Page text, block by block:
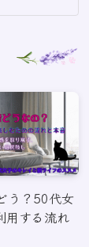
う？50代女
用する流れ